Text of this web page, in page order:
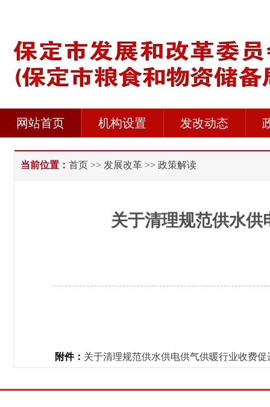
网站首页 机构设置 发改动态
当前位置： 首页 >> 发展改革 >> 政策解读
关于清理规范供水
附件： 关于清理规范供水供电供气供暖行业收费